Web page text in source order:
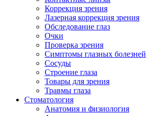
Коррекция зрения
Лазерная коррекция зрения
Обследование глаз
Очки
Проверка зрения
Симптомы глазных болезней
Сосуды
Строение глаза
Товары для зрения
Травмы глаза
Стоматология
Анатомия и физиология